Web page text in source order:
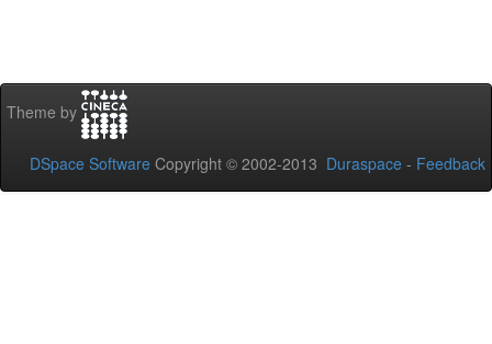
Theme by
DSpace Software Copyright © 2002-2013 Duraspace - Feedback